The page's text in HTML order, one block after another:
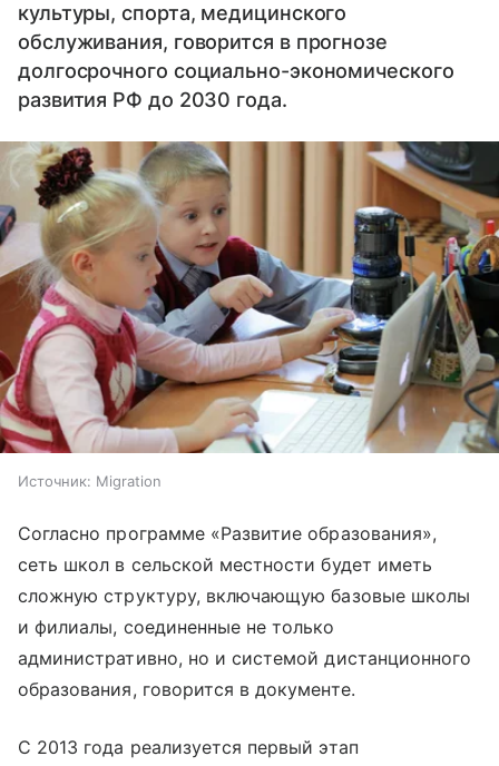
культуры, спорта, медицинского
обслуживания, говорится в прогнозе
долгосрочного социально-экономического
развития РФ до 2030 года.
Источник: Migration
Согласно программе «Развитие образования»,
сеть школ в сельской местности будет иметь
сложную структуру, включающую базовые школы
и филиалы, соединенные не только
административно, но и системой дистанционного
образования, говорится в документе.
С 2013 года реализуется первый этап